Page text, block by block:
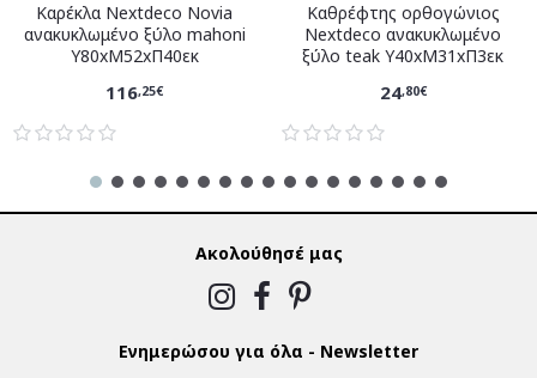
Καρέκλα Nextdeco Novia
ανακυκλωμένο ξύλο mahoni
Υ80xM52xΠ40εκ
116,25€
Καθρέφτης ορθογώνιος
Nextdeco ανακυκλωμένο
ξύλο teak Υ40xM31xΠ3εκ
24,80€
Ακολούθησέ μας
Ενημερώσου για όλα - Newsletter